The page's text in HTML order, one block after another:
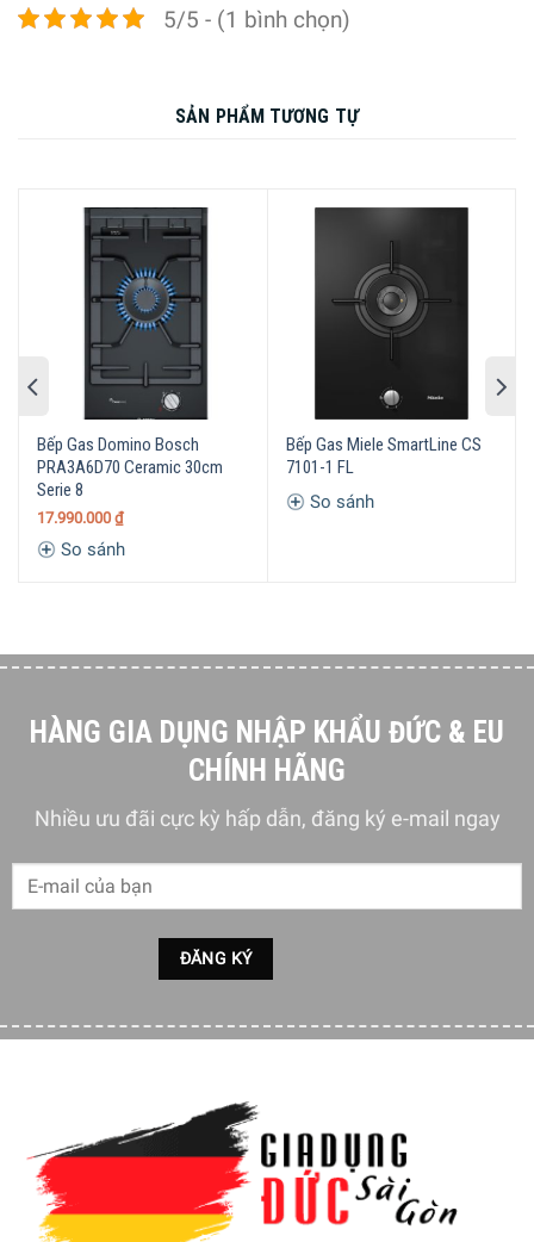
ăn và để mang lại sự an toàn cao nhất trong quá trình sử
đánh lửa với cơ chế an toàn sẽ ngăn không cho khí gas
thoát ra ngoài.
GasStop
Dòng sản phẩm Bếp Gas Miele KM 2034 được thiết kế với
nhiều kích thước, công suất đầu đốt khác nhau phù hợp
cho mọi tình huống. Sản phẩm với 1 đầu đốt kép có công
suất nhỏ giúp tiết kiệm năng lượng để nấu chậm cho đến
đầu đốt có công suất trung bình và lớn cho việc nấu nướng
5/5 - (1 bình chọn)
SẢN PHẨM TƯƠNG TỰ
Bếp Gas Domino Bosch
PRA3A6D70 Ceramic 30cm
Serie 8
17.990.000 ₫
So sánh
Bếp Gas Miele SmartLine CS
7101-1 FL
So sánh
HÀNG GIA DỤNG NHẬP KHẨU ĐỨC & EU
CHÍNH HÃNG
Nhiều ưu đãi cực kỳ hấp dẫn, đăng ký e-mail ngay